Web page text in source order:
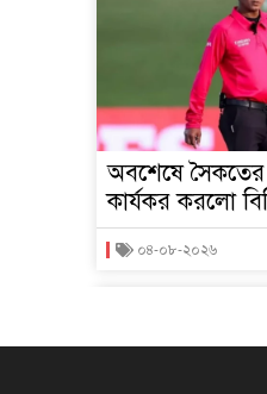
অবশেষে সৈকতের
কার্যকর করলো
০৪-০৮-২০২৬